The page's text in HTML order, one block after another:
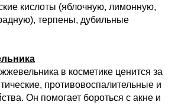
кислоты (яблочную, лимонную,
терпены, дубильные
в косметике ценится за
противовоспалительные и
Он помогает бороться с акне и